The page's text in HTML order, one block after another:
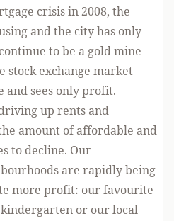
crisis in 2008, the
and the city has only
to be a gold mine
stock exchange market
and sees only profit.
up rents and
amount of affordable and
to decline. Our
are rapidly being
more profit: our favourite
or our local